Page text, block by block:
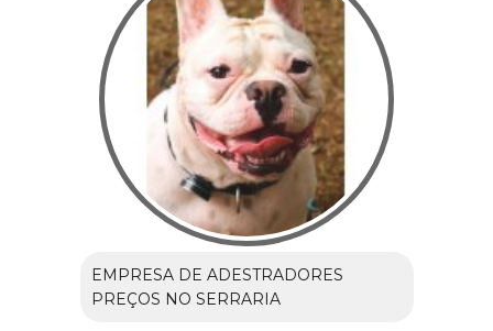
EMPRESA DE ADESTRADORES
PREÇOS NO SERRARIA